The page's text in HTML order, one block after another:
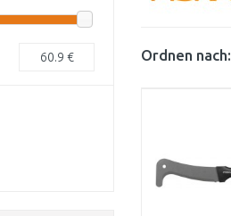
Ordnen nach:
60.9 €